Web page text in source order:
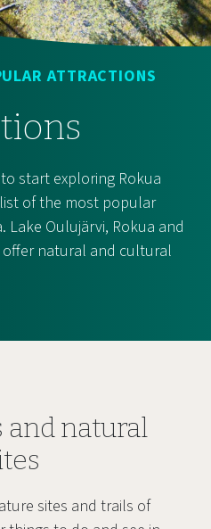
ATTRACTIONS
start exploring Rokua
of the most popular
Lake Oulujärvi, Rokua and
offer natural and cultural
and natural
sites and trails of